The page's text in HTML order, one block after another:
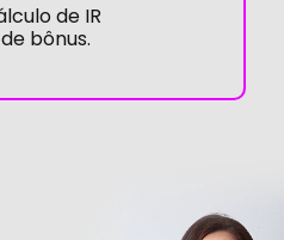
de IR
bônus.